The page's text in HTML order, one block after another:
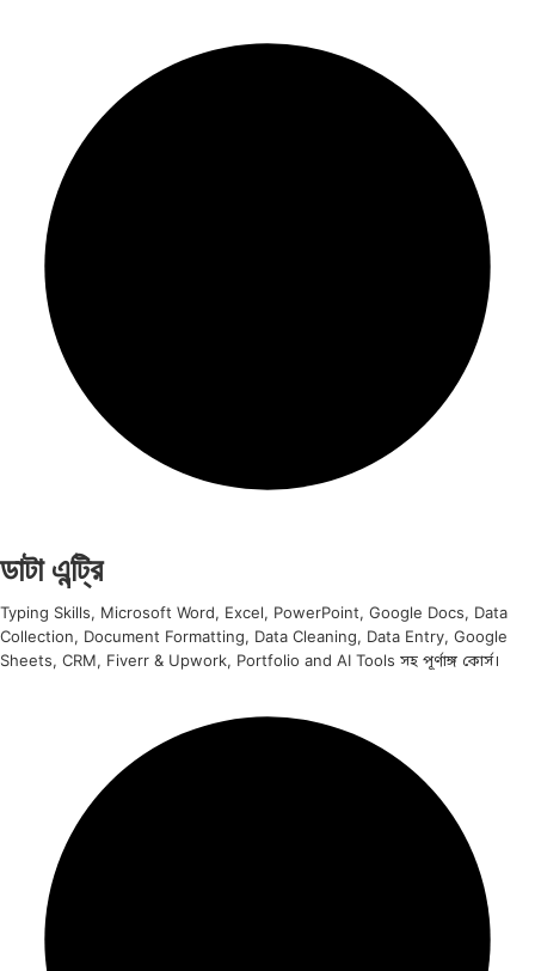
ডাটা এন্ট্রি
Typing Skills, Microsoft Word, Excel, PowerPoint, Google Docs, Data
Collection, Document Formatting, Data Cleaning, Data Entry, Google
Sheets, CRM, Fiverr & Upwork, Portfolio and AI Tools সহ পূর্ণাঙ্গ কোর্স।